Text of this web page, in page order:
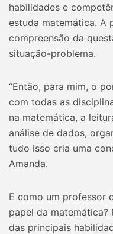
habilidades e
estuda matemática. A
compreensão da
situação-problema.
“Então, para mim, o
com todas as
na matemática, a
análise de dados,
tudo isso cria uma
Amanda.
E como um professor
papel da matemática?
das principais